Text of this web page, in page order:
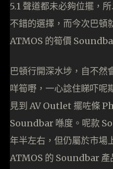
5.1 聲道都未必夠位擺，
不錯的選擇，而今次巴頓
ATMOS 的筍價
巴頓行開深水埗，自不然
咩筍嘢，一心諗住睇吓呢
見到 AV Outlet 擺咗條
Soundbar 喺度。呢款
年半左右，但仍屬於市場
ATMOS 的 Soundbar 產